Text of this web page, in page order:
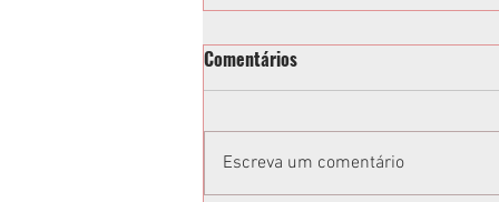
Comentários
Escreva um comentário